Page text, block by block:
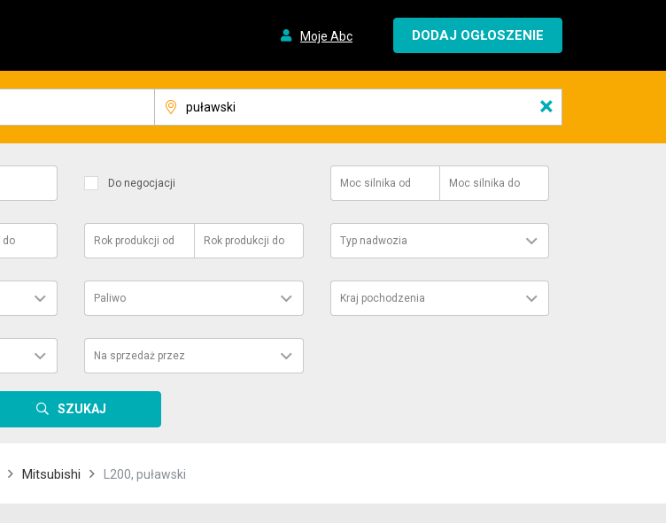
Moje Abc DODAJ OGŁOSZENIE
×
Do negocjacji Moc silnika od Moc silnika do
do Rok produkcji od Rok produkcji do Typ nadwozia
Paliwo Kraj pochodzenia
Na sprzedaż przez
SZUKAJ
Mitsubishi L200, puławski